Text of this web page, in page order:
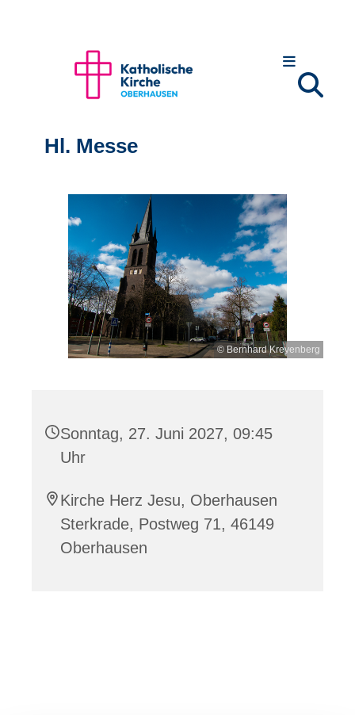
Hl. Messe
© Bernhard Kreyenberg
Sonntag, 27. Juni 2027, 09:45
Uhr
Kirche Herz Jesu, Oberhausen
Sterkrade, Postweg 71, 46149
Oberhausen